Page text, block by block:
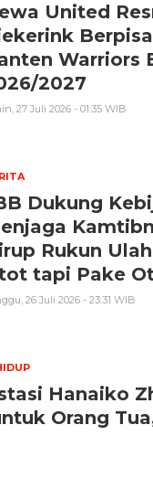
United
Warriors
2027
27 Juli 2026 - 01:35 WIB
Dukung
Rukun
tapi Pake
26 Juli 2026 - 23:31 WIB
Hanaiko
Orang